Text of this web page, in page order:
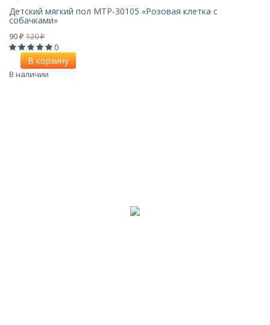
Детский мягкий пол MTP-30105 «Розовая клетка с
собачками»
90 ₽ 120₽
0
В корзину
В наличии